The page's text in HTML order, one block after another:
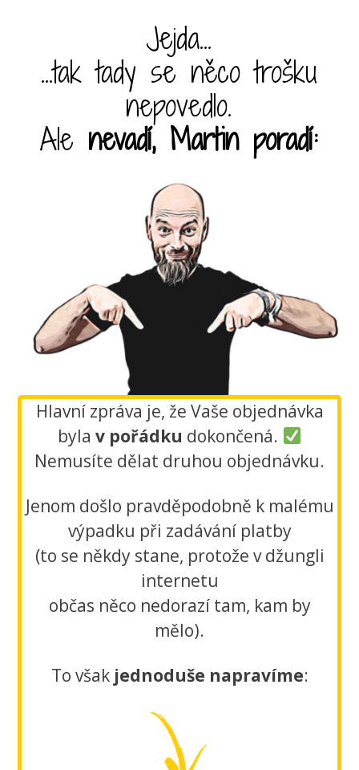
Jejda...
...tak tady se něco trošku
nepovedlo.
Ale nevadí, Martin poradí:
Hlavní zpráva je, že Vaše objednávka
bylav pořádku dokončená.
Nemusíte dělat druhou objednávku.
Jenom došlo pravděpodobně k malému
výpadku při zadávání platby
(to se někdy stane, protože v džungli
internetu
občas něco nedorazí tam, kam by
mělo).
To však jednoduše napravíme: